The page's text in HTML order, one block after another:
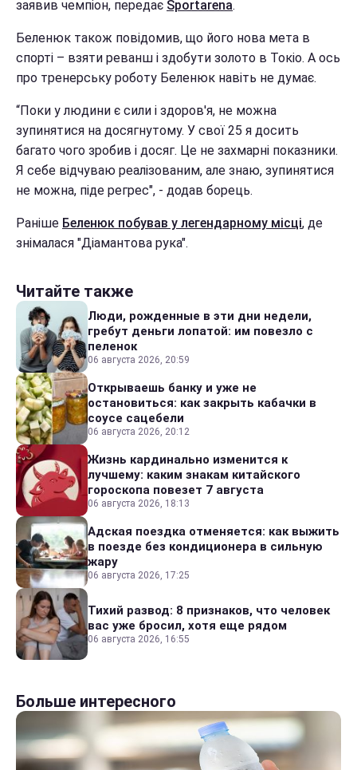
заявив чемпіон, передає Sportarena.
Беленюк також повідомив, що його нова мета в
спорті – взяти реванш і здобути золото в Токіо. А ось
про тренерську роботу Беленюк навіть не думає.
“Поки у людини є сили і здоров'я, не можна
зупинятися на досягнутому. У свої 25 я досить
багато чого зробив і досяг. Це не захмарні показники.
Я себе відчуваю реалізованим, але знаю, зупинятися
не можна, піде регрес", - додав борець.
Раніше Беленюк побував у легендарному місці, де
знімалася "Діамантова рука".
Читайте также
Люди, рожденные в эти дни недели,
гребут деньги лопатой: им повезло с
пеленок
06 августа 2026, 20:59
Открываешь банку и уже не
остановиться: как закрыть кабачки в
соусе сацебели
06 августа 2026, 20:12
Жизнь кардинально изменится к
лучшему: каким знакам китайского
гороскопа повезет 7 августа
06 августа 2026, 18:13
Адская поездка отменяется: как выжить
в поезде без кондиционера в сильную
жару
06 августа 2026, 17:25
Тихий развод: 8 признаков, что человек
вас уже бросил, хотя еще рядом
06 августа 2026, 16:55
Больше интересного